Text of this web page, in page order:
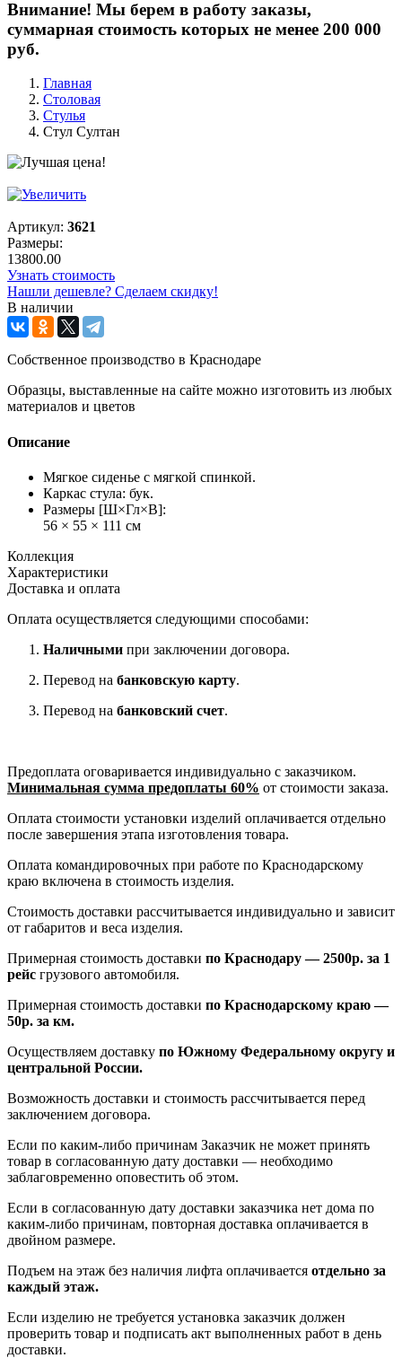
Внимание! Мы берем в работу заказы,
суммарная стоимость которых не менее 200 000
руб.
Главная
Столовая
Стулья
Стул Султан
Артикул: 3621
Размеры:
13800.00
Узнать стоимость
Нашли дешевле? Сделаем скидку!
В наличии
Собственное производство в Краснодаре
Образцы, выставленные на сайте можно изготовить из любых
материалов и цветов
Описание
Мягкое сиденье с мягкой спинкой.
Каркас стула: бук.
Размеры [Ш×Гл×В]:
56 × 55 × 111 см
Коллекция
Характеристики
Доставка и оплата
Оплата осуществляется следующими способами:
Наличными при заключении договора.
Перевод на банковскую карту.
Перевод на банковский счет.
Предоплата оговаривается индивидуально с заказчиком.
Минимальная сумма предоплаты 60% от стоимости заказа.
Оплата стоимости установки изделий оплачивается отдельно
после завершения этапа изготовления товара.
Оплата командировочных при работе по Краснодарскому
краю включена в стоимость изделия.
Стоимость доставки рассчитывается индивидуально и зависит
от габаритов и веса изделия.
Примерная стоимость доставки по Краснодару — 2500р. за 1
рейс грузового автомобиля.
Примерная стоимость доставки по Краснодарскому краю —
50р. за км.
Осуществляем доставку по Южному Федеральному округу и
центральной России.
Возможность доставки и стоимость рассчитывается перед
заключением договора.
Если по каким-либо причинам Заказчик не может принять
товар в согласованную дату доставки — необходимо
заблаговременно оповестить об этом.
Если в согласованную дату доставки заказчика нет дома по
каким-либо причинам, повторная доставка оплачивается в
двойном размере.
Подъем на этаж без наличия лифта оплачивается отдельно за
каждый этаж.
Если изделию не требуется установка заказчик должен
проверить товар и подписать акт выполненных работ в день
доставки.